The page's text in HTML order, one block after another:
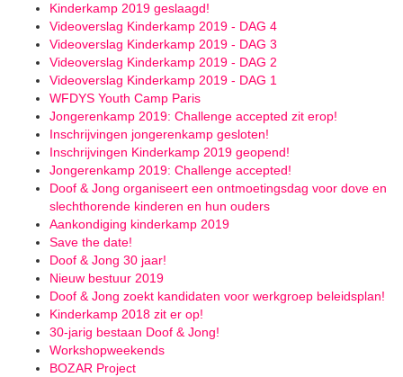
Kinderkamp 2019 geslaagd!
Videoverslag Kinderkamp 2019 - DAG 4
Videoverslag Kinderkamp 2019 - DAG 3
Videoverslag Kinderkamp 2019 - DAG 2
Videoverslag Kinderkamp 2019 - DAG 1
WFDYS Youth Camp Paris
Jongerenkamp 2019: Challenge accepted zit erop!
Inschrijvingen jongerenkamp gesloten!
Inschrijvingen Kinderkamp 2019 geopend!
Jongerenkamp 2019: Challenge accepted!
Doof & Jong organiseert een ontmoetingsdag voor dove en
slechthorende kinderen en hun ouders
Aankondiging kinderkamp 2019
Save the date!
Doof & Jong 30 jaar!
Nieuw bestuur 2019
Doof & Jong zoekt kandidaten voor werkgroep beleidsplan!
Kinderkamp 2018 zit er op!
30-jarig bestaan Doof & Jong!
Workshopweekends
BOZAR Project